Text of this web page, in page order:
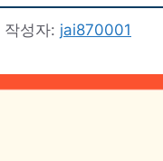
작성자: jai870001